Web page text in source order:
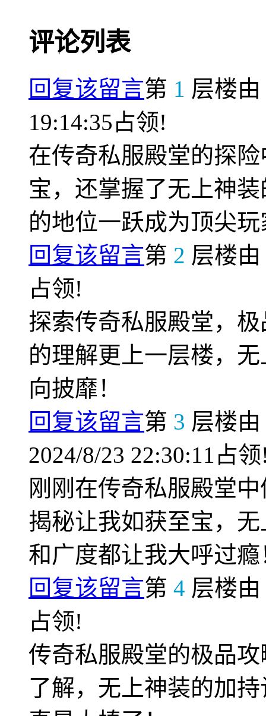
评论列表
回复该留言第 1 层楼由
19:14:35占领!
在传奇私服殿堂的探
宝，还掌握了无上神
的地位一跃成为顶尖
回复该留言第 2 层楼由
占领!
探索传奇私服殿堂，
的理解更上一层楼，
向披靡！
回复该留言第 3 层楼由
2024/8/23 22:30:11占
刚刚在传奇私服殿堂
揭秘让我如获至宝，
和广度都让我大呼过瘾
回复该留言第 4 层楼由
占领!
传奇私服殿堂的极品
了解，无上神装的加